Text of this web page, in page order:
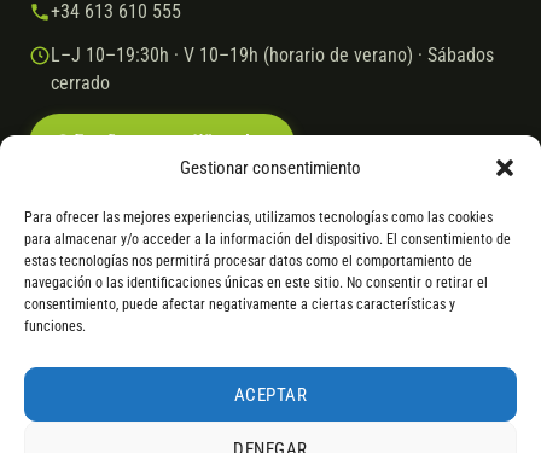
Gestionar consentimiento
Para ofrecer las mejores experiencias, utilizamos tecnologías como las cookies
para almacenar y/o acceder a la información del dispositivo. El consentimiento de
estas tecnologías nos permitirá procesar datos como el comportamiento de
navegación o las identificaciones únicas en este sitio. No consentir o retirar el
consentimiento, puede afectar negativamente a ciertas características y
funciones.
ACEPTAR
+34 613 610 555
L–J 10–19:30h · V 10–19h (horario de verano) · Sábados
cerrado
© 2026 Ebike.esAviso legal Política de cookies
VISA Mastercard Transferencia Cofidis
* Financiación instantánea con Cofidis hasta 6.000 € sin intereses.
Gasto de apertura: 4% hasta 18 meses y 7% a 24 meses. Consulta